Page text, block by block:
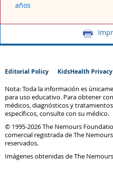
años
Editorial Policy KidsHealth
Nota: Toda la información es
para uso educativo. Para obtener
médicos, diagnósticos y tratamientos
específicos, consulte con su médico.
© 1995-2026 The Nemours
comercial registrada de The
reservados.
Imágenes obtenidas de The